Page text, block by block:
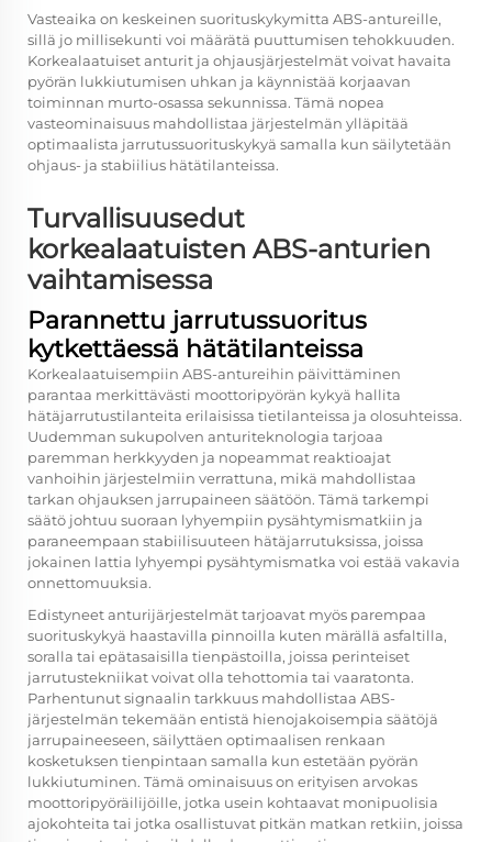
Vasteaika on keskeinen suorituskykymitta ABS-antureille,
sillä jo millisekunti voi määrätä puuttumisen tehokkuuden.
Korkealaatuiset anturit ja ohjausjärjestelmät voivat havaita
pyörän lukkiutumisen uhkan ja käynnistää korjaavan
toiminnan murto-osassa sekunnissa. Tämä nopea
vasteominaisuus mahdollistaa järjestelmän ylläpitää
optimaalista jarrutussuorituskykyä samalla kun säilytetään
ohjaus- ja stabiilius hätätilanteissa.
Turvallisuusedut
korkealaatuisten ABS-anturien
vaihtamisessa
Parannettu jarrutussuoritus
kytkettäessä hätätilanteissa
Korkealaatuisempiin ABS-antureihin päivittäminen
parantaa merkittävästi moottoripyörän kykyä hallita
hätäjarrutustilanteita erilaisissa tietilanteissa ja olosuhteissa.
Uudemman sukupolven anturiteknologia tarjoaa
paremman herkkyyden ja nopeammat reaktioajat
vanhoihin järjestelmiin verrattuna, mikä mahdollistaa
tarkan ohjauksen jarrupaineen säätöön. Tämä tarkempi
säätö johtuu suoraan lyhyempiin pysähtymismatkiin ja
paraneempaan stabiilisuuteen hätäjarrutuksissa, joissa
jokainen lattia lyhyempi pysähtymismatka voi estää vakavia
onnettomuuksia.
Edistyneet anturijärjestelmät tarjoavat myös parempaa
suorituskykyä haastavilla pinnoilla kuten märällä asfaltilla,
soralla tai epätasaisilla tienpästoilla, joissa perinteiset
jarrutustekniikat voivat olla tehottomia tai vaaratonta.
Parhentunut signaalin tarkkuus mahdollistaa ABS-
järjestelmän tekemään entistä hienojakoisempia säätöjä
jarrupaineeseen, säilyttäen optimaalisen renkaan
kosketuksen tienpintaan samalla kun estetään pyörän
lukkiutuminen. Tämä ominaisuus on erityisen arvokas
moottoripyöräilijöille, jotka usein kohtaavat monipuolisia
ajokohteita tai jotka osallistuvat pitkän matkan retkiin, joissa